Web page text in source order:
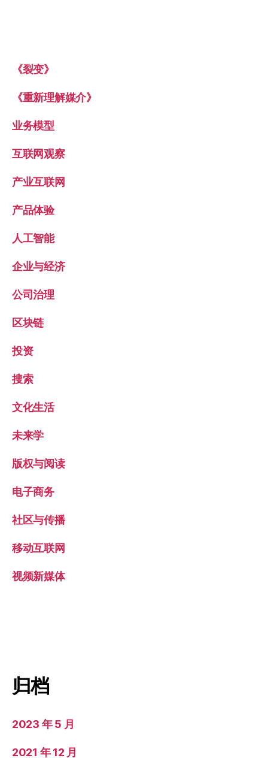
《裂变》
《重新理解媒介》
业务模型
互联网观察
产业互联网
产品体验
人工智能
企业与经济
公司治理
区块链
投资
搜索
文化生活
未来学
版权与阅读
电子商务
社区与传播
移动互联网
视频新媒体
归档
2023 年 5 月
2021 年 12 月